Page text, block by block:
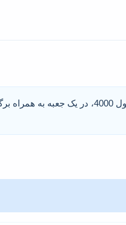
این فرآورده در بسته بندی متفاوت، حاوی 10 ساشه 10 گرمی پلی اتیلن